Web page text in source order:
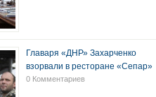
Главаря «ДНР» Захарченко
взорвали в ресторане «Сепар»
0 Комментариев